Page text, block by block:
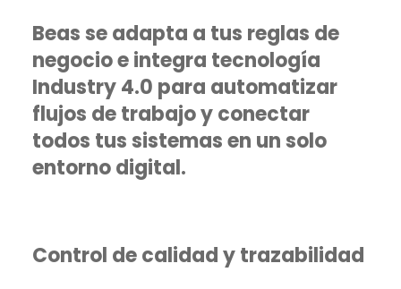
Beas se adapta a tus reglas de
negocio e integra tecnología
Industry 4.0 para automatizar
flujos de trabajo y conectar
todos tus sistemas en un solo
entorno digital.
Control de calidad y trazabilidad